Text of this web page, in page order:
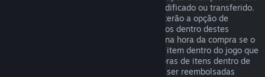
não tenha sido entretanto consumido, modificado ou transferido.
Developers de jogos de outras empresas terão a opção de
permitir reembolsos para compras em jogos dentro destes
mesmos termos. O Steam irá informar-te na hora da compra se o
developer do jogo permite reembolsos no item dentro do jogo que
estiveres a comprar. Caso contrário, compras de itens dentro de
jogos que não sejam da Valve não podem ser reembolsadas